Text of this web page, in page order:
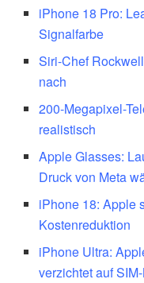
iPhone 18 Pro:
Signalfarbe
Siri-Chef
nach
200-Megapixel-
realistisch
Apple Glasses:
Druck von Meta
iPhone 18: Apple
Kostenreduktion
iPhone Ultra:
verzichtet auf